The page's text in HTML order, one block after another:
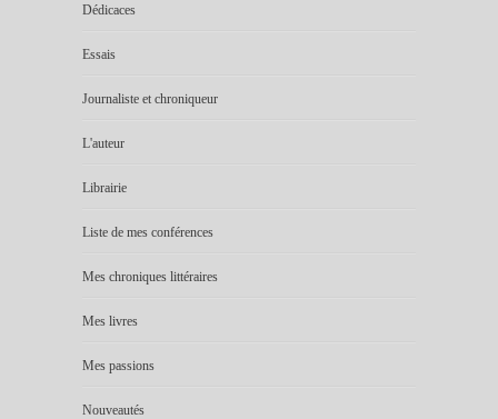
Dédicaces
Essais
Journaliste et chroniqueur
L'auteur
Librairie
Liste de mes conférences
Mes chroniques littéraires
Mes livres
Mes passions
Nouveautés